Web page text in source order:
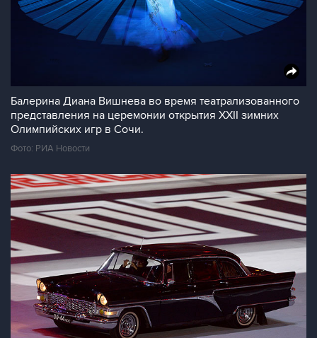
Балерина Диана Вишнева во время театрализованного
представления на церемонии открытия XXII зимних
Олимпийских игр в Сочи.
Фото: РИА Новости